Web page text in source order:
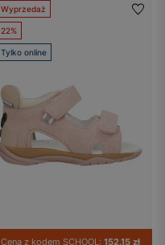
Wyprzedaż
22%
Tylko online
Cena z kodem SCHOOL: 152.15 zł